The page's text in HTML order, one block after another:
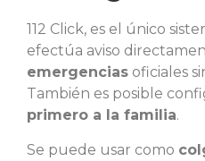
112 Click, es el único
efectúa aviso
emergencias oficiales
También es posible
primero a la familia.
Se puede usar como